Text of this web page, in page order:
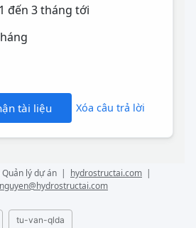
đến 3 tháng tới
tài liệu Xóa câu trả lời
Quản lý dự án | hydrostructai.com |
tu-van-qlda